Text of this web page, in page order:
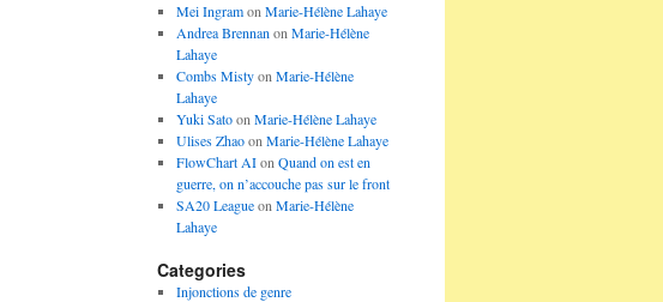
Mei Ingramon Marie-Hélène Lahaye
Andrea Brennan on Marie-Hélène
Lahaye
Combs Mistyon Marie-Hélène
Lahaye
Yuki Satoon Marie-Hélène Lahaye
Ulises Zhaoon Marie-Hélène Lahaye
FlowChart AIon Quand on est en
guerre, on n’accouche pas sur le front
SA20 Leagueon Marie-Hélène
Lahaye
Categories
Injonctions de genre